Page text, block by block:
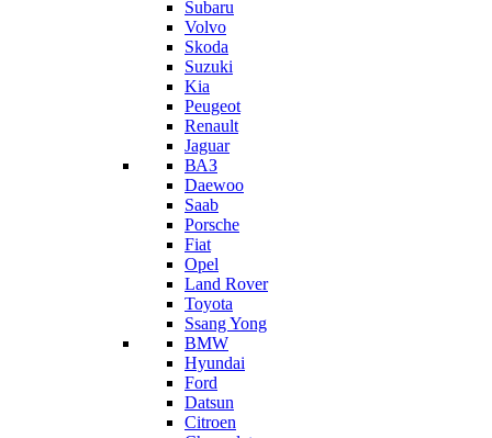
Subaru
Volvo
Skoda
Suzuki
Kia
Peugeot
Renault
Jaguar
ВАЗ
Daewoo
Saab
Porsche
Fiat
Opel
Land Rover
Toyota
Ssang Yong
BMW
Hyundai
Ford
Datsun
Citroen